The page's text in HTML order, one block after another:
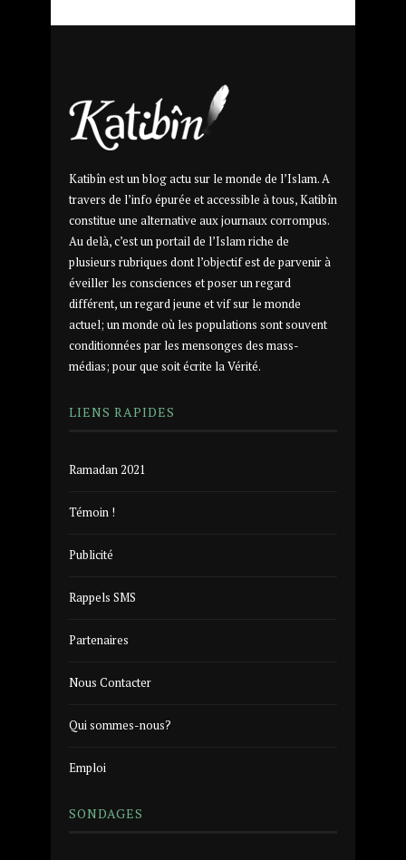
Katibîn est un blog actu sur le monde de l’Islam. A
travers de l’info épurée et accessible à tous, Katibîn
constitue une alternative aux journaux corrompus.
Au delà, c’est un portail de l’Islam riche de
plusieurs rubriques dont l’objectif est de parvenir à
éveiller les consciences et poser un regard
différent, un regard jeune et vif sur le monde
actuel; un monde où les populations sont souvent
conditionnées par les mensonges des mass-
médias; pour que soit écrite la Vérité.
LIENS RAPIDES
Ramadan 2021
Témoin !
Publicité
Rappels SMS
Partenaires
Nous Contacter
Qui sommes-nous?
Emploi
SONDAGES